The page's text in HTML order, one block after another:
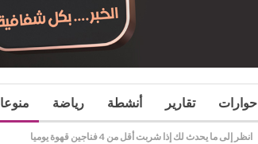
حوارات تقارير أنشطة رياضة
انظر إلى ما يحدث لك إذا شربت أقل من 4 فناجين قهوة يوميا